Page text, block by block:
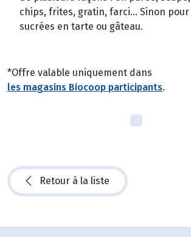
chips, frites, gratin, farci... Sinon
sucrées en tarte ou gâteau.
*Offre valable uniquement dans
les magasins Biocoop participants.
Retour à la liste